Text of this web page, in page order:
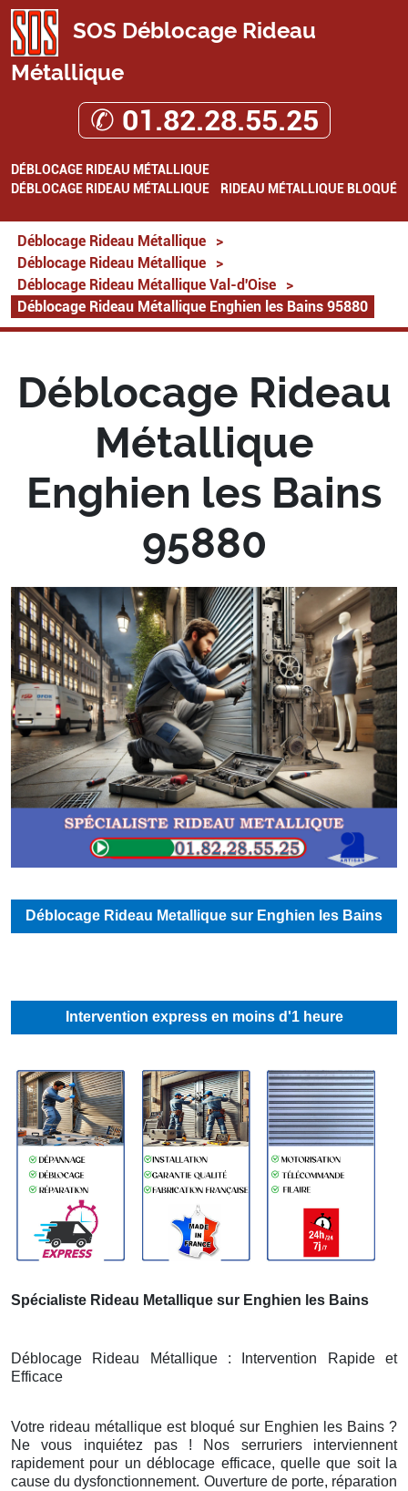
SOS Déblocage Rideau
Métallique
✆ 01.82.28.55.25
DÉBLOCAGE RIDEAU MÉTALLIQUE
DÉBLOCAGE RIDEAU MÉTALLIQUE
RIDEAU MÉTALLIQUE BLOQUÉ
Déblocage Rideau Métallique
>
Déblocage Rideau Métallique
>
Déblocage Rideau Métallique Val-d'Oise
>
Déblocage Rideau Métallique Enghien les Bains 95880
Déblocage Rideau
Métallique
Enghien les Bains
95880
Déblocage Rideau Metallique sur Enghien les Bains
Intervention express en moins d'1 heure
Spécialiste Rideau Metallique sur Enghien les Bains
Déblocage Rideau Métallique : Intervention Rapide et
Efficace
Votre rideau métallique est bloqué sur Enghien les Bains ?
Ne vous inquiétez pas ! Nos serruriers interviennent
rapidement pour un déblocage efficace, quelle que soit la
cause du dysfonctionnement. Ouverture de porte, réparation